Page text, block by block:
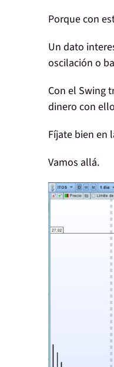
Porque con
Un dato
oscilación o
Con el Swing
dinero con
Fíjate bien en
Vamos allá.